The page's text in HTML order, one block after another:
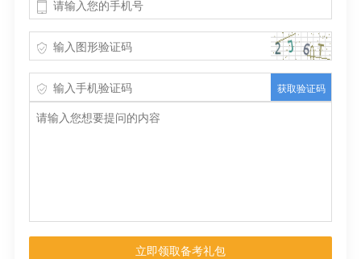
获取验证码
立即领取备考礼包